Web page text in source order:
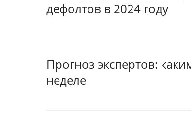
дефолтов в 2024 году
Прогноз экспертов:
неделе